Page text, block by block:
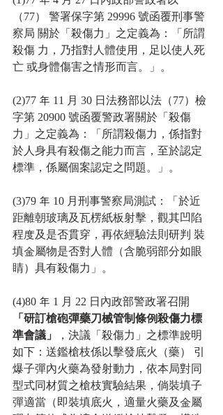
（77） 警署保字第 29996 號函覆刑事警
察局 關於「殺傷力」之定義為：「所謂
殺傷 力，乃指對人體使用，足以使人死
亡 或身體傷害之情形而言。」。
(2)77 年 11 月 30 日法務部以法（77）檢
字第 20900 號函覆警政署關於「殺傷
力」之定義為：「所謂殺傷力，係指對
於人身具有殺傷之能力而言，至於認定
標準，係屬個案認定之問題。」。
(3)79 年 10 月刑事警察局測試：「於近
距離朝玻璃及瓦楞紙板射擊，觀其凹陷
程度及是否貫穿，再依經驗法則研判 裝
填金屬物是否對人體（含脆弱部分如眼
睛）具有殺傷力」。
(4)80 年 1 月 22 日內政部警政署召開
「研訂槍砲彈藥刀械管制條例殺傷力標
準會議」
，決議「殺傷力」之標準說明
如下：送鑑槍枝係以擊發底火（藥） 引
爆子彈內火藥為發射動力，依本局對同
型式同材質之槍枝實驗結果，倘裝填子
彈適當（即裝填底火，適量火藥及金屬